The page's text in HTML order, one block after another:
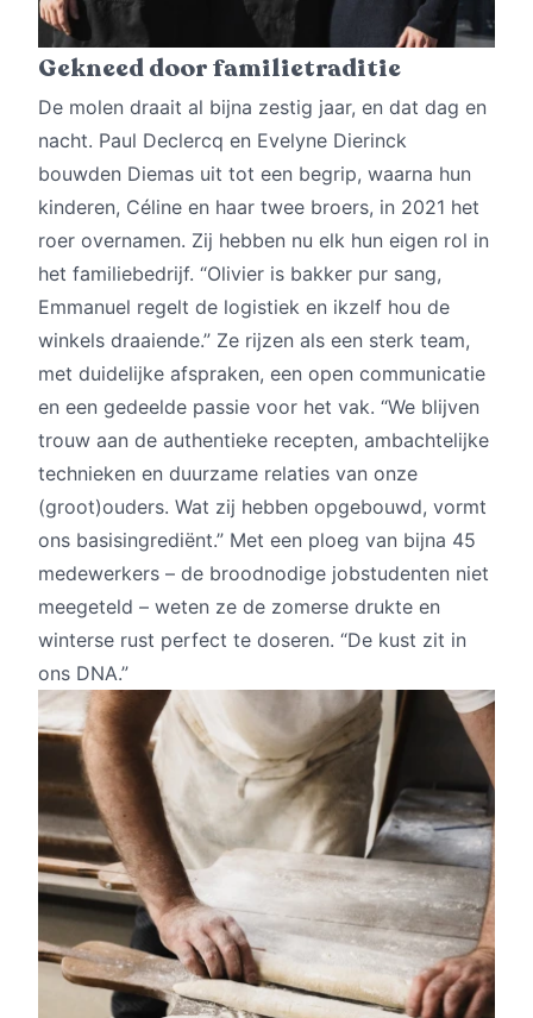
Gekneed door familietraditie
De molen draait al bijna zestig jaar, en dat dag en
nacht. Paul Declercq en Evelyne Dierinck
bouwden Diemas uit tot een begrip, waarna hun
kinderen, Céline en haar twee broers, in 2021 het
roer overnamen. Zij hebben nu elk hun eigen rol in
het familiebedrijf. “Olivier is bakker pur sang,
Emmanuel regelt de logistiek en ikzelf hou de
winkels draaiende.” Ze rijzen als een sterk team,
met duidelijke afspraken, een open communicatie
en een gedeelde passie voor het vak. “We blijven
trouw aan de authentieke recepten, ambachtelijke
technieken en duurzame relaties van onze
(groot)ouders. Wat zij hebben opgebouwd, vormt
ons basisingrediënt.” Met een ploeg van bijna 45
medewerkers – de broodnodige jobstudenten niet
meegeteld – weten ze de zomerse drukte en
winterse rust perfect te doseren. “De kust zit in
ons DNA.”